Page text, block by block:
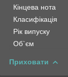
Кінцева нота
Класифікація
Рік випуску
Об`єм
Приховати